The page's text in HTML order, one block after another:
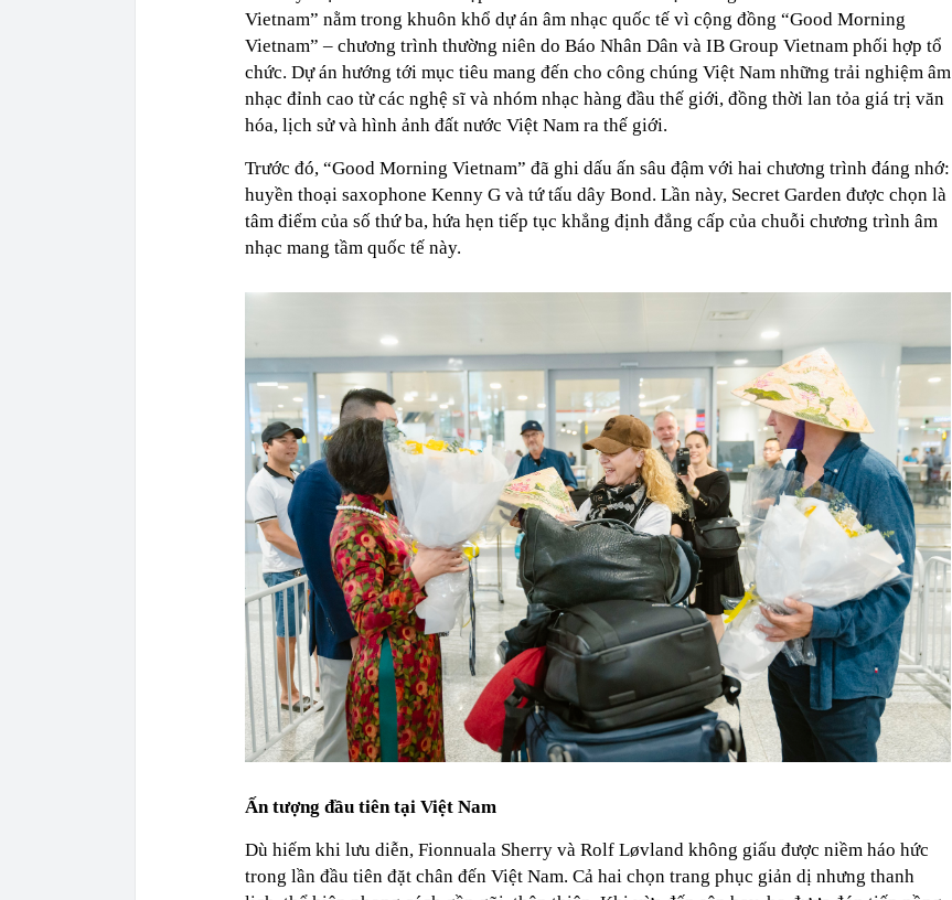
Vietnam” nằm trong khuôn khổ dự án âm nhạc quốc tế vì cộng đồng “Good Morning
Vietnam” – chương trình thường niên do Báo Nhân Dân và IB Group Vietnam phối hợp tổ
chức. Dự án hướng tới mục tiêu mang đến cho công chúng Việt Nam những trải nghiệm âm
nhạc đỉnh cao từ các nghệ sĩ và nhóm nhạc hàng đầu thế giới, đồng thời lan tỏa giá trị văn
hóa, lịch sử và hình ảnh đất nước Việt Nam ra thế giới.
Trước đó, “Good Morning Vietnam” đã ghi dấu ấn sâu đậm với hai chương trình đáng nhớ:
huyền thoại saxophone Kenny G và tứ tấu dây Bond. Lần này, Secret Garden được chọn là
tâm điểm của số thứ ba, hứa hẹn tiếp tục khẳng định đẳng cấp của chuỗi chương trình âm
nhạc mang tầm quốc tế này.
Ấn tượng đầu tiên tại Việt Nam
Dù hiếm khi lưu diễn, Fionnuala Sherry và Rolf Løvland không giấu được niềm háo hức
trong lần đầu tiên đặt chân đến Việt Nam. Cả hai chọn trang phục giản dị nhưng thanh